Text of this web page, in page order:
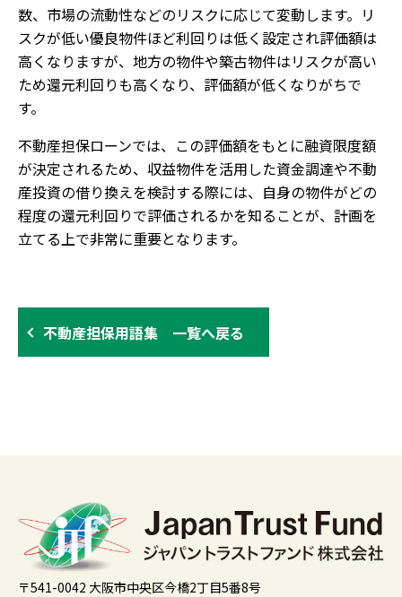
数、市場の流動性などのリスクに応じて変動します。リ
スクが低い優良物件ほど利回りは低く設定され評価額は
高くなりますが、地方の物件や築古物件はリスクが高い
ため還元利回りも高くなり、評価額が低くなりがちで
す。
不動産担保ローンでは、この評価額をもとに融資限度額
が決定されるため、収益物件を活用した資金調達や不動
産投資の借り換えを検討する際には、自身の物件がどの
程度の還元利回りで評価されるかを知ることが、計画を
立てる上で非常に重要となります。
不動産担保用語集 一覧へ戻る
〒541-0042 大阪市中央区今橋2丁目5番8号